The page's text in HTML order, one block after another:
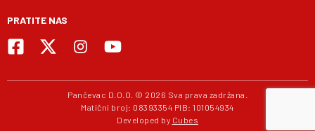
PRATITE NAS
Pančevac D.O.O. © 2026 Sva prava zadržana.
Matični broj: 08393354 PIB: 101054934
Developed by Cubes